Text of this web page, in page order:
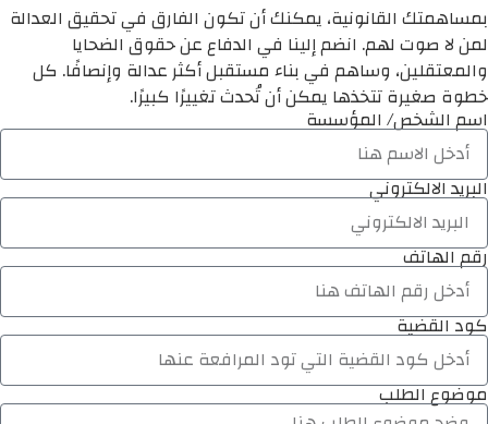
بمساهمتك القانونية، يمكنك أن تكون الفارق في تحقيق العدالة
لمن لا صوت لهم. انضم إلينا في الدفاع عن حقوق الضحايا
والمعتقلين، وساهم في بناء مستقبل أكثر عدالة وإنصافًا. كل
خطوة صغيرة تتخذها يمكن أن تُحدث تغييرًا كبيرًا.
اسم الشخص/ المؤسسة
البريد الالكتروني
رقم الهاتف
كود القضية
موضوع الطلب